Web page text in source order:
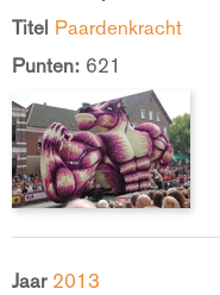
Titel Paardenkracht
Punten: 621
Jaar 2013